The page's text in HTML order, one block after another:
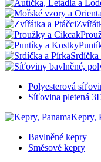
Srdíčka
Polyesterová
Síťovina pletená
Kepry,
Bavlněné kepry
Směsové kepry